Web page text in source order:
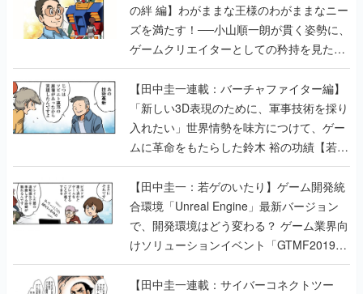
の絆 編】わがままな王様のわがままなニー
ズを満たす！──小山順一朗が貫く姿勢に、
ゲームクリエイターとしての矜持を見た
【若ゲのいたり最終回】
【田中圭一連載：バーチャファイター編】
「新しい3D表現のために、軍事技術を採り
入れたい」世界情勢を味方につけて、ゲー
ムに革命をもたらした鈴木 裕の功績【若ゲ
のいたり】
【田中圭一：若ゲのいたり】ゲーム開発統
合環境「Unreal Engine」最新バージョン
で、開発環境はどう変わる？ ゲーム業界向
けソリューションイベント「GTMF2019」
に行って、より理解を深めよう【PR】
【田中圭一連載：サイバーコネクトツー